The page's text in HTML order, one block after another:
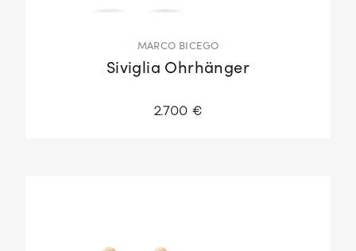
MARCO BICEGO
Siviglia Ohrhänger
2.700 €